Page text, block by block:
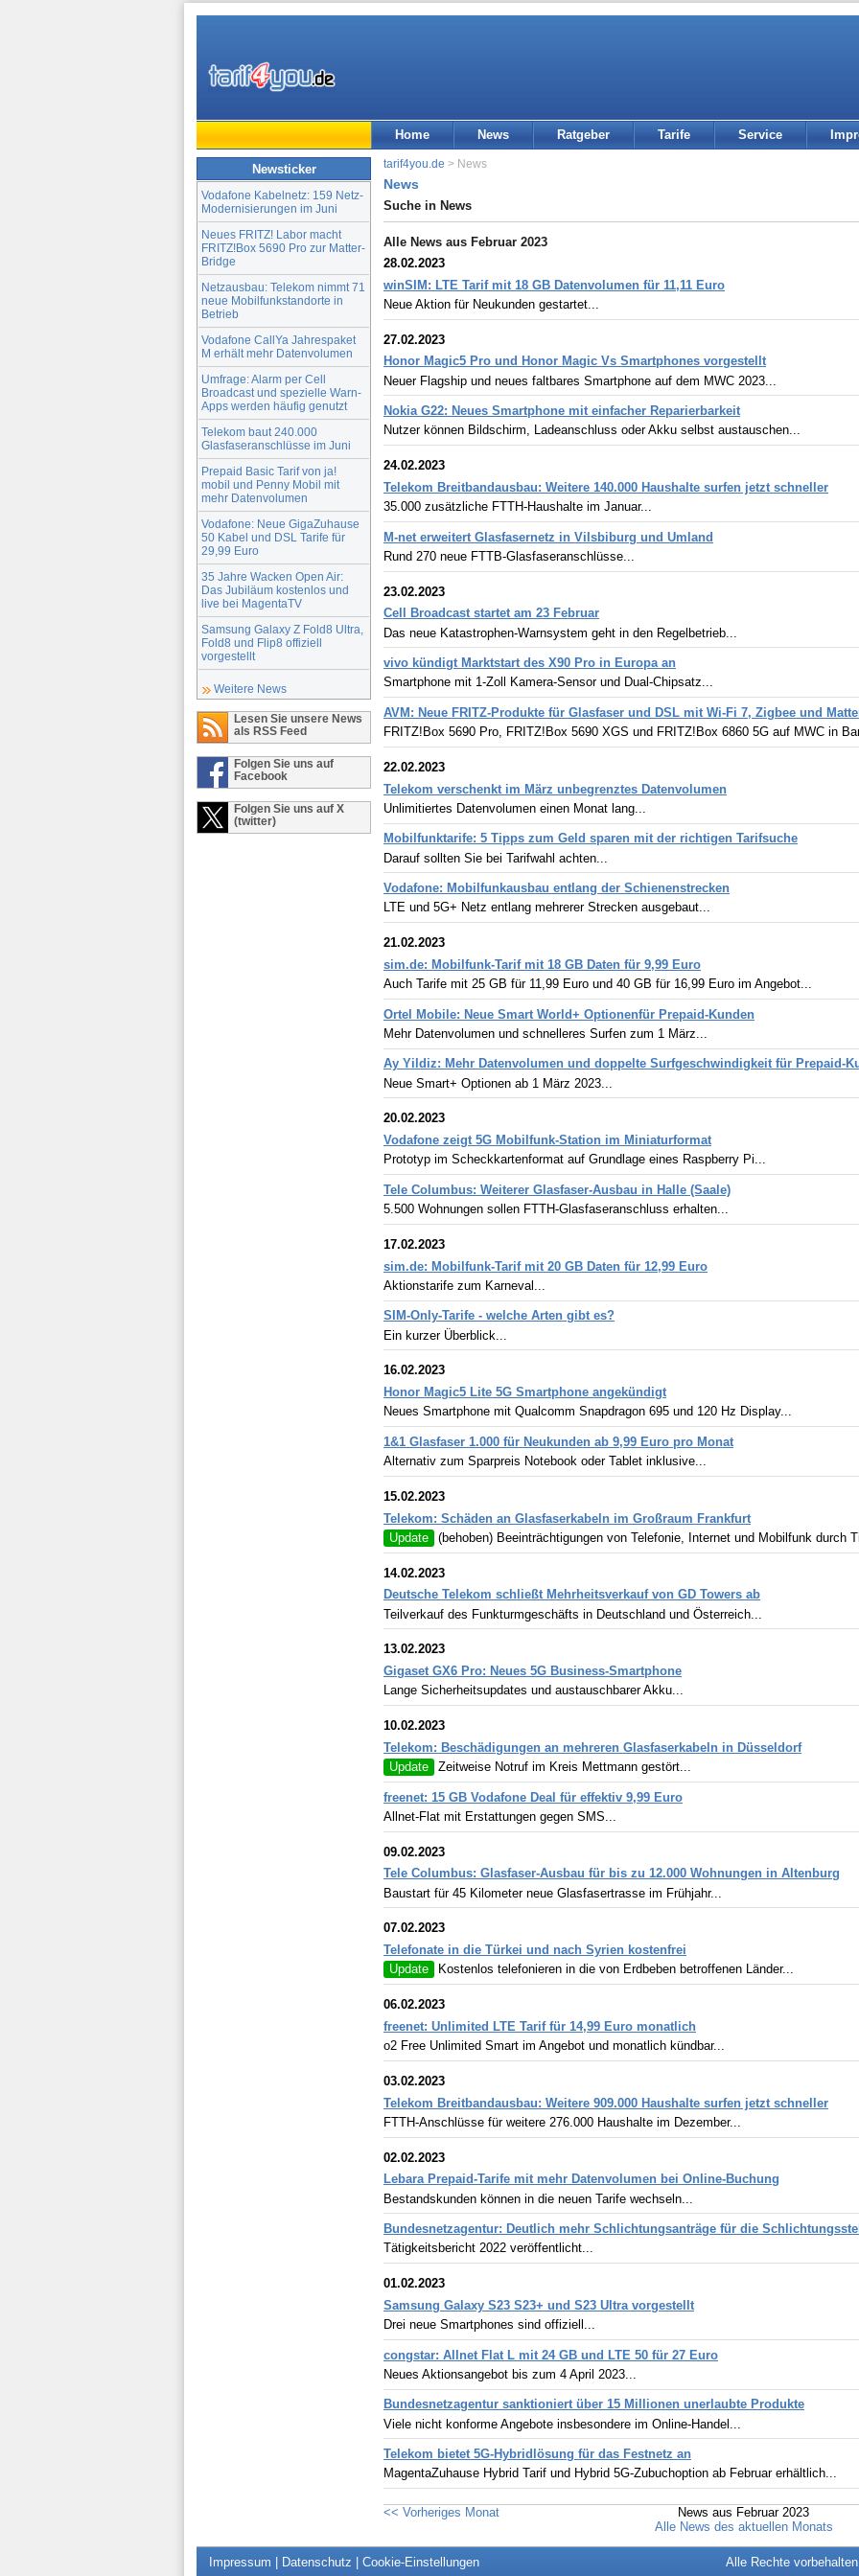
Home News Ratgeber Tarife Service
Newsticker
Vodafone Kabelnetz: 159 Netz-
Modernisierungen im Juni
Neues FRITZ! Labor macht
FRITZ!Box 5690 Pro zur Matter-
Bridge
Netzausbau: Telekom nimmt 71
neue Mobilfunkstandorte in
Betrieb
Vodafone CallYa Jahrespaket
M erhält mehr Datenvolumen
Umfrage: Alarm per Cell
Broadcast und spezielle Warn-
Apps werden häufig genutzt
Telekom baut 240.000
Glasfaseranschlüsse im Juni
Prepaid Basic Tarif von ja!
mobil und Penny Mobil mit
mehr Datenvolumen
Vodafone: Neue GigaZuhause
50 Kabel und DSL Tarife für
29,99 Euro
35 Jahre Wacken Open Air:
Das Jubiläum kostenlos und
live bei MagentaTV
Samsung Galaxy Z Fold8 Ultra,
Fold8 und Flip8 offiziell
vorgestellt
Weitere News
Lesen Sie unsere News
als RSS Feed
Folgen Sie uns auf
Facebook
Folgen Sie uns auf X
(twitter)
tarif4you.de > News
News
Suche in News
Alle News aus Februar 2023
28.02.2023
winSIM: LTE Tarif mit 18 GB Datenvolumen für 11,11 Euro
Neue Aktion für Neukunden gestartet...
27.02.2023
Honor Magic5 Pro und Honor Magic Vs Smartphones vorgestellt
Neuer Flagship und neues faltbares Smartphone auf dem MWC 2023...
Nokia G22: Neues Smartphone mit einfacher Reparierbarkeit
Nutzer können Bildschirm, Ladeanschluss oder Akku selbst austauschen...
24.02.2023
Telekom Breitbandausbau: Weitere 140.000 Haushalte surfen jetzt schneller
35.000 zusätzliche FTTH-Haushalte im Januar...
M-net erweitert Glasfasernetz in Vilsbiburg und Umland
Rund 270 neue FTTB-Glasfaseranschlüsse...
23.02.2023
Cell Broadcast startet am 23 Februar
Das neue Katastrophen-Warnsystem geht in den Regelbetrieb...
vivo kündigt Marktstart des X90 Pro in Europa an
Smartphone mit 1-Zoll Kamera-Sensor und Dual-Chipsatz...
AVM: Neue FRITZ-Produkte für Glasfaser und DSL mit Wi-Fi 7, Zigbee und
FRITZ!Box 5690 Pro, FRITZ!Box 5690 XGS und FRITZ!Box 6860 5G auf MWC in
22.02.2023
Telekom verschenkt im März unbegrenztes Datenvolumen
Unlimitiertes Datenvolumen einen Monat lang...
Mobilfunktarife: 5 Tipps zum Geld sparen mit der richtigen Tarifsuche
Darauf sollten Sie bei Tarifwahl achten...
Vodafone: Mobilfunkausbau entlang der Schienenstrecken
LTE und 5G+ Netz entlang mehrerer Strecken ausgebaut...
21.02.2023
sim.de: Mobilfunk-Tarif mit 18 GB Daten für 9,99 Euro
Auch Tarife mit 25 GB für 11,99 Euro und 40 GB für 16,99 Euro im Angebot...
Ortel Mobile: Neue Smart World+ Optionenfür Prepaid-Kunden
Mehr Datenvolumen und schnelleres Surfen zum 1 März...
Ay Yildiz: Mehr Datenvolumen und doppelte Surfgeschwindigkeit für Prepaid-
Neue Smart+ Optionen ab 1 März 2023...
20.02.2023
Vodafone zeigt 5G Mobilfunk-Station im Miniaturformat
Prototyp im Scheckkartenformat auf Grundlage eines Raspberry Pi...
Tele Columbus: Weiterer Glasfaser-Ausbau in Halle (Saale)
5.500 Wohnungen sollen FTTH-Glasfaseranschluss erhalten...
17.02.2023
sim.de: Mobilfunk-Tarif mit 20 GB Daten für 12,99 Euro
Aktionstarife zum Karneval...
SIM-Only-Tarife - welche Arten gibt es?
Ein kurzer Überblick...
16.02.2023
Honor Magic5 Lite 5G Smartphone angekündigt
Neues Smartphone mit Qualcomm Snapdragon 695 und 120 Hz Display...
1&1 Glasfaser 1.000 für Neukunden ab 9,99 Euro pro Monat
Alternativ zum Sparpreis Notebook oder Tablet inklusive...
15.02.2023
Telekom: Schäden an Glasfaserkabeln im Großraum Frankfurt
Update
(behoben) Beeinträchtigungen von Telefonie, Internet und Mobilfunk durch
14.02.2023
Deutsche Telekom schließt Mehrheitsverkauf von GD Towers ab
Teilverkauf des Funkturmgeschäfts in Deutschland und Österreich...
13.02.2023
Gigaset GX6 Pro: Neues 5G Business-Smartphone
Lange Sicherheitsupdates und austauschbarer Akku...
10.02.2023
Telekom: Beschädigungen an mehreren Glasfaserkabeln in Düsseldorf
Update
Zeitweise Notruf im Kreis Mettmann gestört...
freenet: 15 GB Vodafone Deal für effektiv 9,99 Euro
Allnet-Flat mit Erstattungen gegen SMS...
09.02.2023
Tele Columbus: Glasfaser-Ausbau für bis zu 12.000 Wohnungen in Altenburg
Baustart für 45 Kilometer neue Glasfasertrasse im Frühjahr...
07.02.2023
Telefonate in die Türkei und nach Syrien kostenfrei
Update
Kostenlos telefonieren in die von Erdbeben betroffenen Länder...
06.02.2023
freenet: Unlimited LTE Tarif für 14,99 Euro monatlich
o2 Free Unlimited Smart im Angebot und monatlich kündbar...
03.02.2023
Telekom Breitbandausbau: Weitere 909.000 Haushalte surfen jetzt schneller
FTTH-Anschlüsse für weitere 276.000 Haushalte im Dezember...
02.02.2023
Lebara Prepaid-Tarife mit mehr Datenvolumen bei Online-Buchung
Bestandskunden können in die neuen Tarife wechseln...
Bundesnetzagentur: Deutlich mehr Schlichtungsanträge für die
Tätigkeitsbericht 2022 veröffentlicht...
01.02.2023
Samsung Galaxy S23 S23+ und S23 Ultra vorgestellt
Drei neue Smartphones sind offiziell...
congstar: Allnet Flat L mit 24 GB und LTE 50 für 27 Euro
Neues Aktionsangebot bis zum 4 April 2023...
Bundesnetzagentur sanktioniert über 15 Millionen unerlaubte Produkte
Viele nicht konforme Angebote insbesondere im Online-Handel...
Telekom bietet 5G-Hybridlösung für das Festnetz an
MagentaZuhause Hybrid Tarif und Hybrid 5G-Zubuchoption ab Februar erhältlich...
<< Vorheriges Monat
News aus Februar 2023
Alle News des aktuellen Monats
Alle Rechte
Impressum | Datenschutz | Cookie-Einstellungen